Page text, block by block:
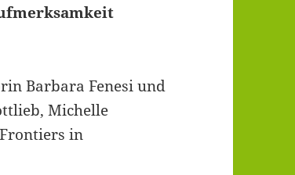
Barbara Fenesi und
Michelle
in